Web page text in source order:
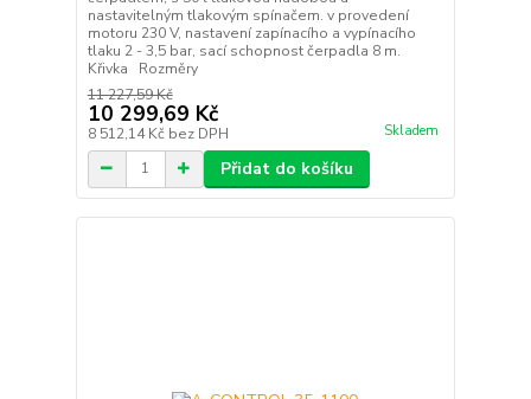
nastavitelným tlakovým spínačem. v provedení
motoru 230 V, nastavení zapínacího a vypínacího
tlaku 2 - 3,5 bar, sací schopnost čerpadla 8 m.
Křivka Rozměry
11 227,59 Kč
10 299,69 Kč
8 512,14 Kč bez DPH Skladem
Přidat do košíku